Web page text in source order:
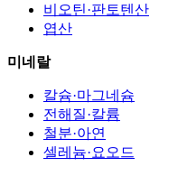
비오틴·판토텐산
엽산
미네랄
칼슘·마그네슘
전해질·칼륨
철분·아연
셀레늄·요오드